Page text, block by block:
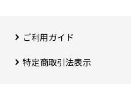
ご利用ガイド
特定商取引法表⽰